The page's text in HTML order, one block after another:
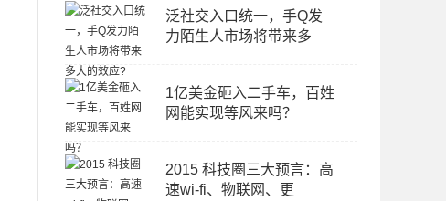
泛社交入口统一，手Q发
力陌生人市场将带来多
1亿美金砸入二手车，百姓
网能实现等风来吗？
2015 科技圈三大预言：高
速wi-fi、物联网、更